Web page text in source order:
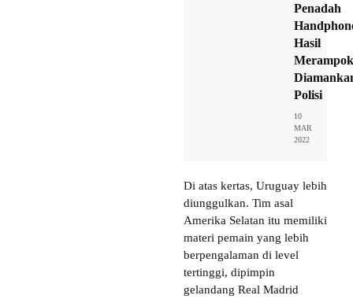
Penadah
Hasil
Merampok
Polisi
10
MAR
2022
Di atas kertas, Uruguay lebih
diunggulkan. Tim asal
Amerika Selatan itu memiliki
materi pemain yang lebih
berpengalaman di level
tertinggi, dipimpin
gelandang Real Madrid